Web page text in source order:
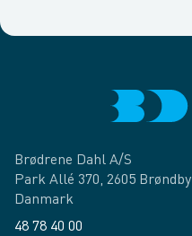
Brødrene Dahl A/S
Park Allé 370, 2605 Brøndby
Danmark
48 78 40 00